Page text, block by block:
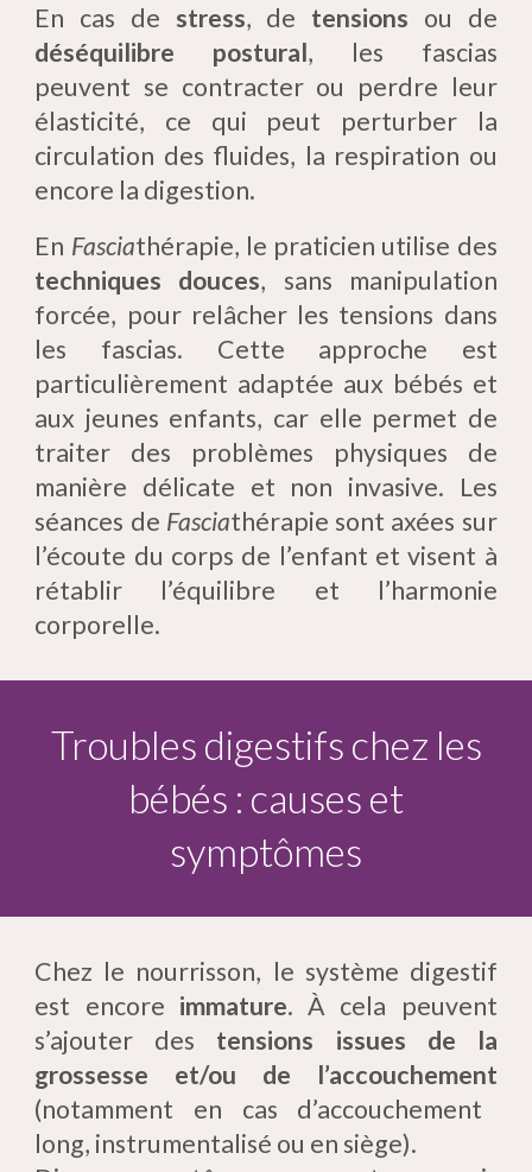
En cas de stress, de tensions ou de
déséquilibre postural, les fascias
peuvent se contracter ou perdre leur
élasticité, ce qui peut perturber la
circulation des fluides, la respiration ou
encore la digestion.
En Fasciathérapie, le praticien utilise des
techniques douces, sans manipulation
forcée, pour relâcher les tensions dans
les fascias. Cette approche est
particulièrement adaptée aux bébés et
aux jeunes enfants, car elle permet de
traiter des problèmes physiques de
manière délicate et non invasive. Les
séances de Fasciathérapie sont axées sur
l’écoute du corps de l’enfant et visent à
rétablir l’équilibre et l’harmonie
corporelle.
Troubles digestifs chez les
bébés : causes et
symptômes
Chez le nourrisson, le système digestif
est encore immature. À cela peuvent
s’ajouter des tensions issues de la
grossesse et/ou de l’accouchement
(notamment en cas d’accouchement
long, instrumentalisé ou en siège).